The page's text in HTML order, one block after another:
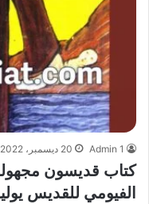
Admin 1 20 ديسمبر، 2022
كتاب قديسون